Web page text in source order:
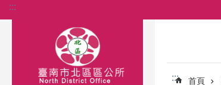
跳到主要內容區塊
:::
::: 首頁